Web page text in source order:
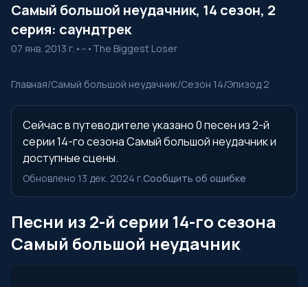
Самый большой неудачник, 14 сезон, 2
серия: саундтрек
07 янв. 2013 г. • -- • The Biggest Loser
Главная/Самый большой неудачник/Сезон 14/Эпизод 2
Сейчас в путеводителе указано 0 песен из 2-й
серии 14-го сезона Самый большой неудачник и
доступные сцены.
Обновлено 13 дек. 2024 г.Сообщить об ошибке
Песни из 2-й серии 14-го сезона
Самый большой неудачник